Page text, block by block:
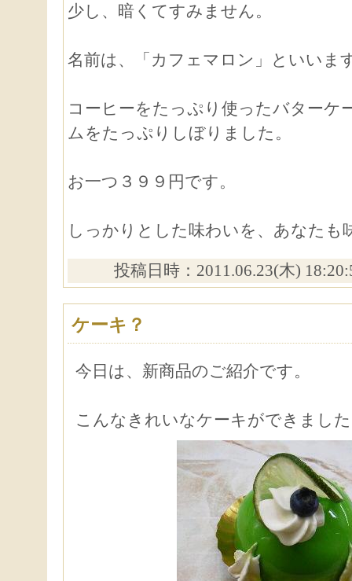
少し、暗くてすみません。
名前は、「カフェマロン」といいま
コーヒーをたっぷり使ったバターケ
ムをたっぷりしぼりました。
お一つ３９９円です。
しっかりとした味わいを、あなたも
投稿日時：2011.06.23(木)
ケーキ？
今日は、新商品のご紹介です。
こんなきれいなケーキができまし